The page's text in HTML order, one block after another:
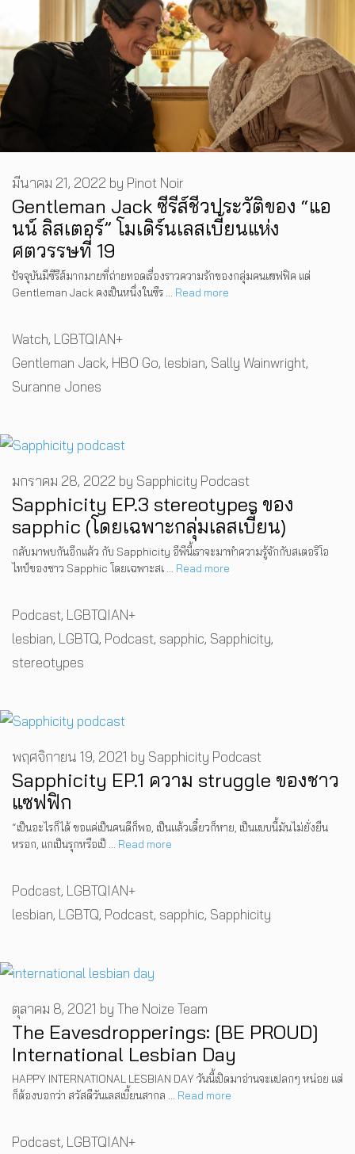
Gentleman Jack ซีรีส์ชีวประวัติของ “แอ
นน์ ลิสเตอร์” โมเดิร์นเลสเบี้ยนแห่ง
ศตวรรษที่ 19
มีนาคม 21, 2022 by Pinot Noir
ปัจจุบันมีซีรีส์มากมายที่ถ่ายทอดเรื่องราวความรักของกลุ่มคนแซฟฟิค แต่
Gentleman Jack คงเป็นหนึ่งในซีร … Read more
Categories
Watch, LGBTQIAN+
Tags
Gentleman Jack, HBO Go, lesbian, Sally Wainwright,
Suranne Jones
Sapphicity EP.3 stereotypes ของ
sapphic (โดยเฉพาะกลุ่มเลสเบี้ยน)
มกราคม 28, 2022 by Sapphicity Podcast
กลับมาพบกันอีกแล้ว กับ Sapphicity อีพีนี้เราจะมาทำความรู้จักกับสเตอริโอ
ไทป์ของชาว Sapphic โดยเฉพาะสเ … Read more
Categories
Podcast, LGBTQIAN+
Tags
lesbian, LGBTQ, Podcast, sapphic, Sapphicity,
stereotypes
Sapphicity EP.1 ความ struggle ของชาว
แซฟฟิก
พฤศจิกายน 19, 2021 by Sapphicity Podcast
“เป็นอะไรก็ได้ ขอแค่เป็นคนดีก็พอ, เป็นแล้วเดี๋ยวก็หาย, เป็นแบบนี้มันไม่ยั่งยืน
หรอก, แกเป็นรุกหรือเป็ … Read more
Categories
Podcast, LGBTQIAN+
Tags
lesbian, LGBTQ, Podcast, sapphic, Sapphicity
The Eavesdropperings: [BE PROUD]
International Lesbian Day
ตุลาคม 8, 2021 by The Noize Team
HAPPY INTERNATIONAL LESBIAN DAY วันนี้เปิดมาอ่านจะแปลกๆ หน่อย แต่
ก็ต้องบอกว่า สวัสดีวันเลสเบี้ยนสากล … Read more
Categories
Podcast, LGBTQIAN+